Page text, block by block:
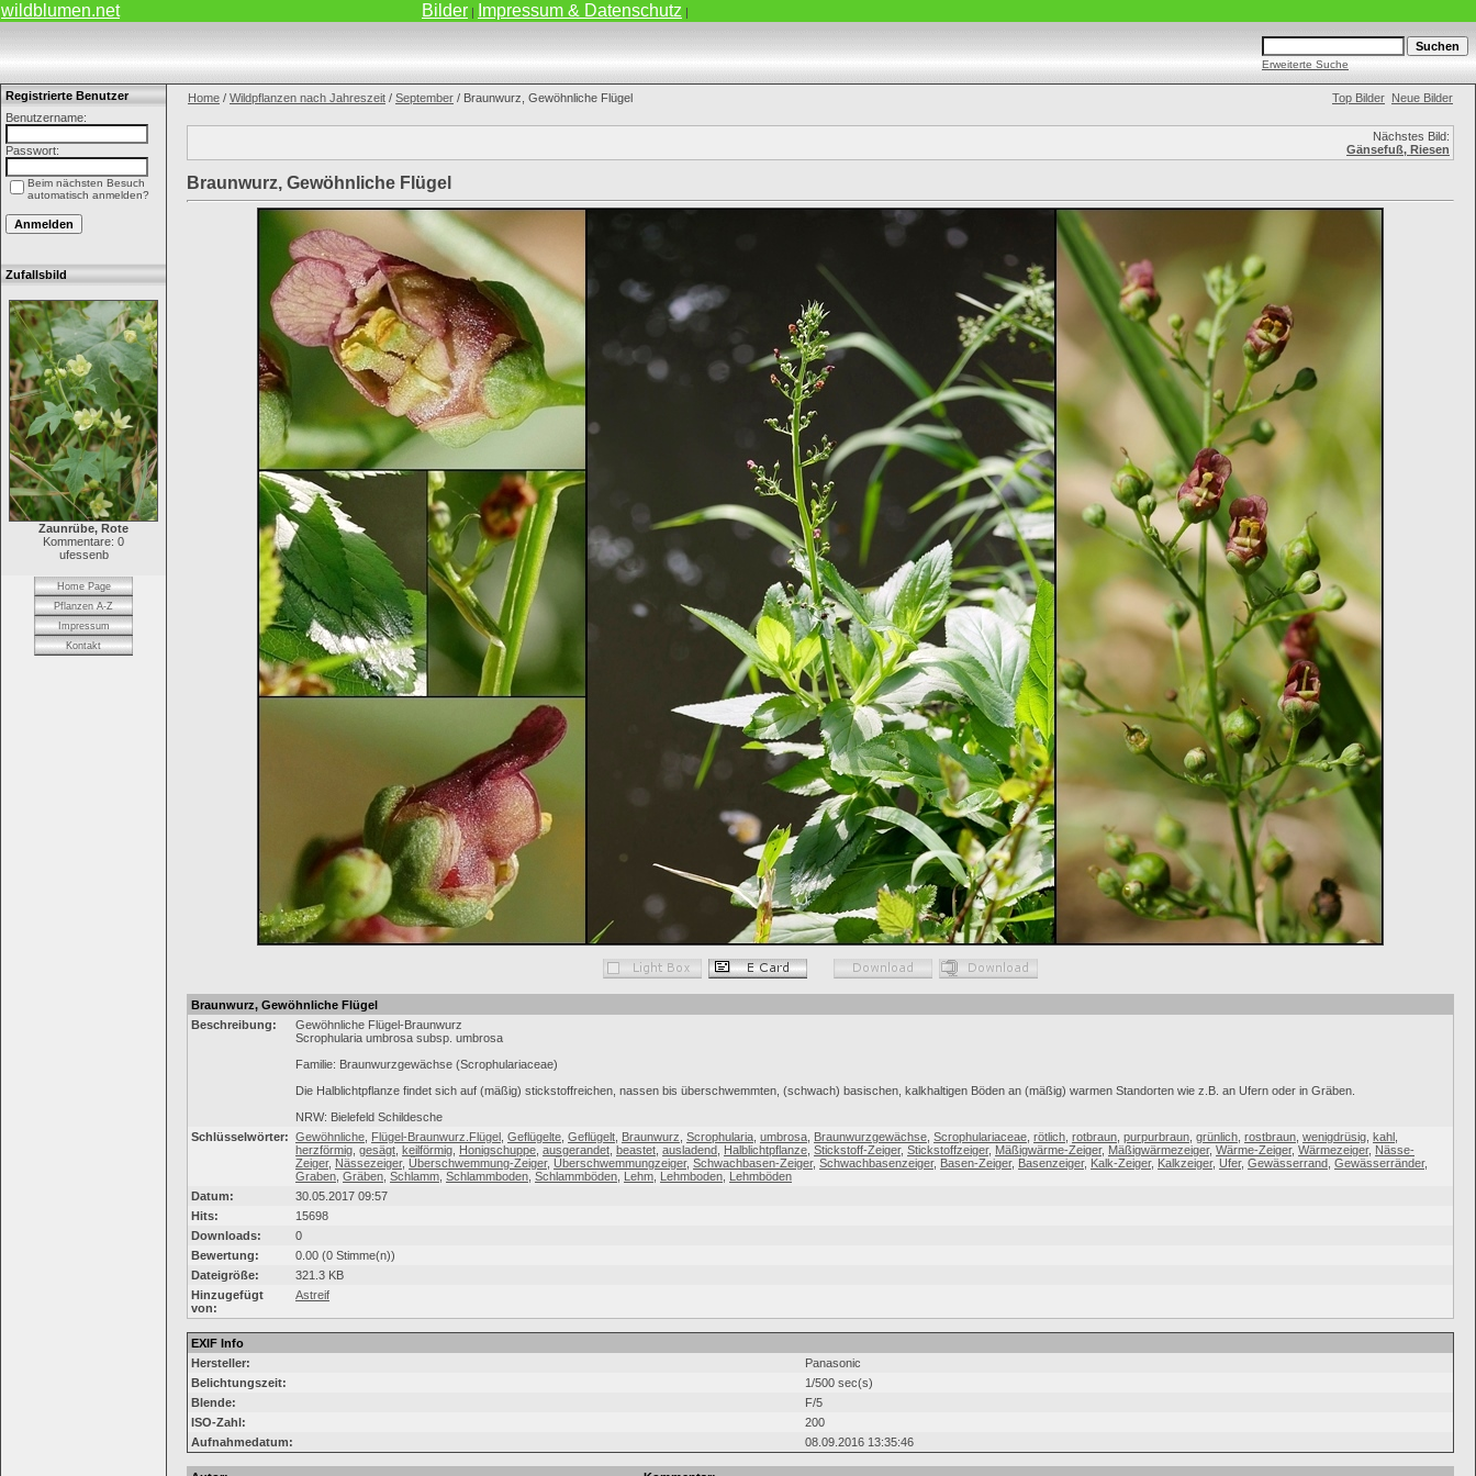
wildblumen.net Bilder | Impressum & Datenschutz |
Erweiterte Suche
Registrierte Benutzer
Benutzername:
Passwort:
Beim nächsten Besuch
automatisch anmelden?
Zufallsbild
Zaunrübe, Rote
Kommentare: 0
ufessenb
Home Page
Pflanzen A-Z
Impressum
Kontakt
Home / Wildpflanzen nach Jahreszeit / September / Braunwurz, Gewöhnliche Flügel Top Bilder Neue Bilder
Nächstes Bild:
Gänsefuß, Riesen
Braunwurz, Gewöhnliche Flügel
Braunwurz, Gewöhnliche Flügel
Beschreibung:
Gewöhnliche Flügel-Braunwurz
Scrophularia umbrosa subsp. umbrosa
Familie: Braunwurzgewächse (Scrophulariaceae)
Die Halblichtpflanze findet sich auf (mäßig) stickstoffreichen, nassen bis überschwemmten, (schwach) basischen, kalkhaltigen Böden an (mäßig) warmen Standorten wie z.B. an Ufern oder in Gräben.
NRW: Bielefeld Schildesche
Schlüsselwörter: Gewöhnliche Flügel-Braunwurz.Flügel Geflügelte Geflügelt Braunwurz Scrophularia umbrosa Braunwurzgewächse Scrophulariaceae rötlich rotbraun purpurbraun grünlich rostbraun wenigdrüsig kahl
herzförmig gesägt keilförmig Honigschuppe ausgerandet beastet ausladend Halblichtpflanze Stickstoff-Zeiger, Stickstoffzeiger, Mäßigwärme-Zeiger, Mäßigwärmezeiger, Wärme-Zeiger, Wärmezeiger, Nässe-
Zeiger, Nässezeiger, Überschwemmung-Zeiger, Überschwemmungzeiger, Schwachbasen-Zeiger, Schwachbasenzeiger, Basen-Zeiger, Basenzeiger, Kalk-Zeiger, Kalkzeiger, Ufer, Gewässerrand Gewässerränder,
Graben Gräben Schlamm Schlammboden Schlammböden Lehm Lehmboden Lehmböden
Datum:
30.05.2017 09:57
Hits:
15698
Downloads:
0
Bewertung:
0.00 (0 Stimme(n))
Dateigröße:
321.3 KB
Hinzugefügt
von:
Astreif
EXIF Info
Hersteller:
Panasonic
Belichtungszeit:
1/500 sec(s)
Blende:
F/5
ISO-Zahl:
200
Aufnahmedatum:
08.09.2016 13:35:46